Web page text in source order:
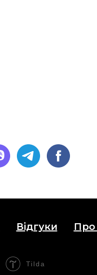
Відгуки Про
Tilda